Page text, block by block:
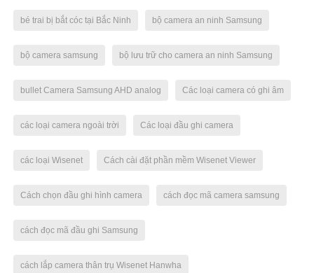
bé trai bị bắt cóc tại Bắc Ninh bộ camera an ninh Samsung
bộ camera samsung bộ lưu trữ cho camera an ninh Samsung
bullet Camera Samsung AHD analog Các loại camera có ghi âm
các loại camera ngoài trời Các loại đầu ghi camera
các loại Wisenet Cách cài đặt phần mềm Wisenet Viewer
Cách chọn đầu ghi hình camera cách đọc mã camera samsung
cách đọc mã đầu ghi Samsung
cách lắp camera thân trụ Wisenet Hanwha